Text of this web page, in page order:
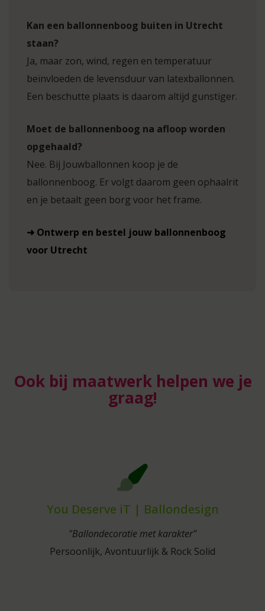
Kan een ballonnenboog buiten in Utrecht
staan?
Ja, maar zon, wind, regen en temperatuur
beïnvloeden de levensduur van latexballonnen.
Een beschutte plaats is daarom altijd gunstiger.
Moet de ballonnenboog na afloop worden
opgehaald?
Nee. Bij Jouwballonnen koop je de
ballonnenboog. Er volgt daarom geen ophaalrit
en je betaalt geen borg voor het frame.
➜ Ontwerp en bestel jouw ballonnenboog
voor Utrecht
Ook bij maatwerk helpen we je
graag!
You Deserve iT | Ballondesign
"Ballondecoratie met karakter"
Persoonlijk, Avontuurlijk & Rock Solid